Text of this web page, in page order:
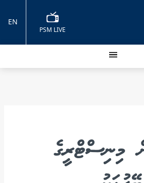
PSM LIVE
EN
މިނިސްޓްރީގެ